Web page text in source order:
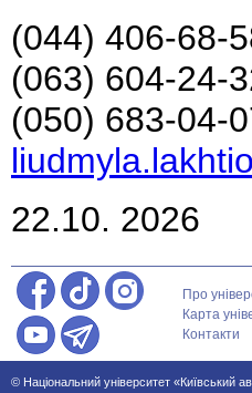
(044) 406-68-
(063) 604-24-
(050) 683-04-
22.10. 2026
Про
Карта
Контакти
© Національний університет «Київський